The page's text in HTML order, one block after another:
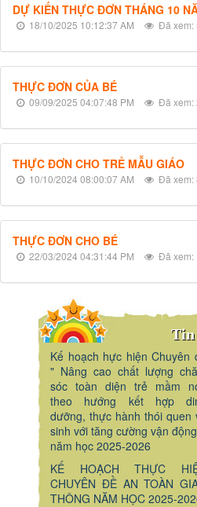
DỰ KIẾN THỰC ĐƠN THÁNG 10
18/10/2025 10:12:37 AM Đã xem:
THỰC ĐƠN CỦA BÉ
09/09/2025 04:07:48 PM Đã xem:
THỰC ĐƠN CHO TRẺ MẪU GIÁO
10/10/2024 08:00:07 AM Đã xem:
THỰC ĐƠN CHO BÉ
22/03/2024 04:31:44 PM Đã xem:
Tin
Kế hoạch hực hiện Chuyên
" Nâng cao chất lượng
sóc toàn diện trẻ mầm
theo hướng kết hợp
dưỡng, thực hành thói quen
sinh với tăng cường vận
năm học 2025-2026
KẾ HOẠCH THỰC
CHUYÊN ĐỀ AN TOÀN
THÔNG NĂM HỌC 2025-